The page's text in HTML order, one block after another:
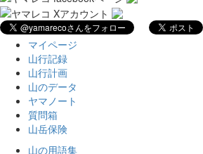
マイページ
山行記録
山行計画
山のデータ
ヤマノート
質問箱
山岳保険
山の用語集